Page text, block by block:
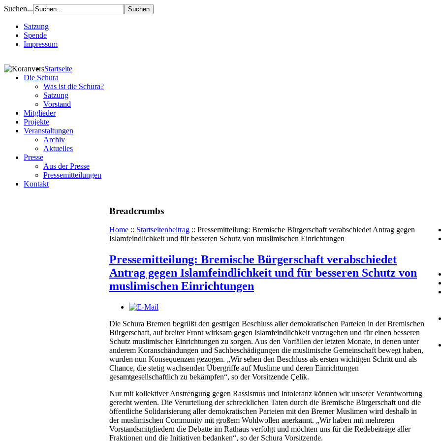
Suchen...
Satzung
Spende
Impressum
Startseite
Die Schura
Was ist die Schura?
Satzung
Vorstand
Mitglieder
Projekte
Veranstaltungen
Archiv
Aktuelles
Presse
Aus der Presse
Pressemitteilungen
Kontakt
Breadcrumbs
Home :: Startseitenbeitrag :: Pressemitteilung: Bremische Bürgerschaft verabschiedet Antrag gegen
Islamfeindlichkeit und für besseren Schutz von muslimischen Einrichtungen
Pressemitteilung: Bremische Bürgerschaft verabschiedet
Antrag gegen Islamfeindlichkeit und für besseren Schutz von
muslimischen Einrichtungen
Die Schura Bremen begrüßt den gestrigen Beschluss aller demokratischen Parteien in der Bremischen
Bürgerschaft, auf breiter Front wirksam gegen Islamfeindlichkeit vorzugehen und für einen besseren
Schutz muslimischer Einrichtungen zu sorgen. Aus den Vorfällen der letzten Monate, in denen unter
anderem Koranschändungen und Sachbeschädigungen die muslimische Gemeinschaft bewegt haben,
wurden nun Konsequenzen gezogen. „Wir sehen den Beschluss als ersten wichtigen Schritt und als
Chance, die stetig wachsenden Übergriffe auf Muslime und deren Einrichtungen
gesamtgesellschaftlich zu bekämpfen“, so der Vorsitzende Çelik.
Nur mit kollektiver Anstrengung gegen Rassismus und Intoleranz können wir unserer Verantwortung
gerecht werden. Die Verurteilung der schrecklichen Taten durch die Bremische Bürgerschaft und die
öffentliche Solidarisierung aller demokratischen Parteien mit den Bremer Muslimen wird deshalb in
der muslimischen Community mit großem Wohlwollen anerkannt. „Wir haben mit mehreren
Vorstandsmitgliedern die Debatte im Rathaus verfolgt und möchten uns für die Redebeiträge aller
Fraktionen und die Initiativen bedanken“, so der Schura Vorsitzende.